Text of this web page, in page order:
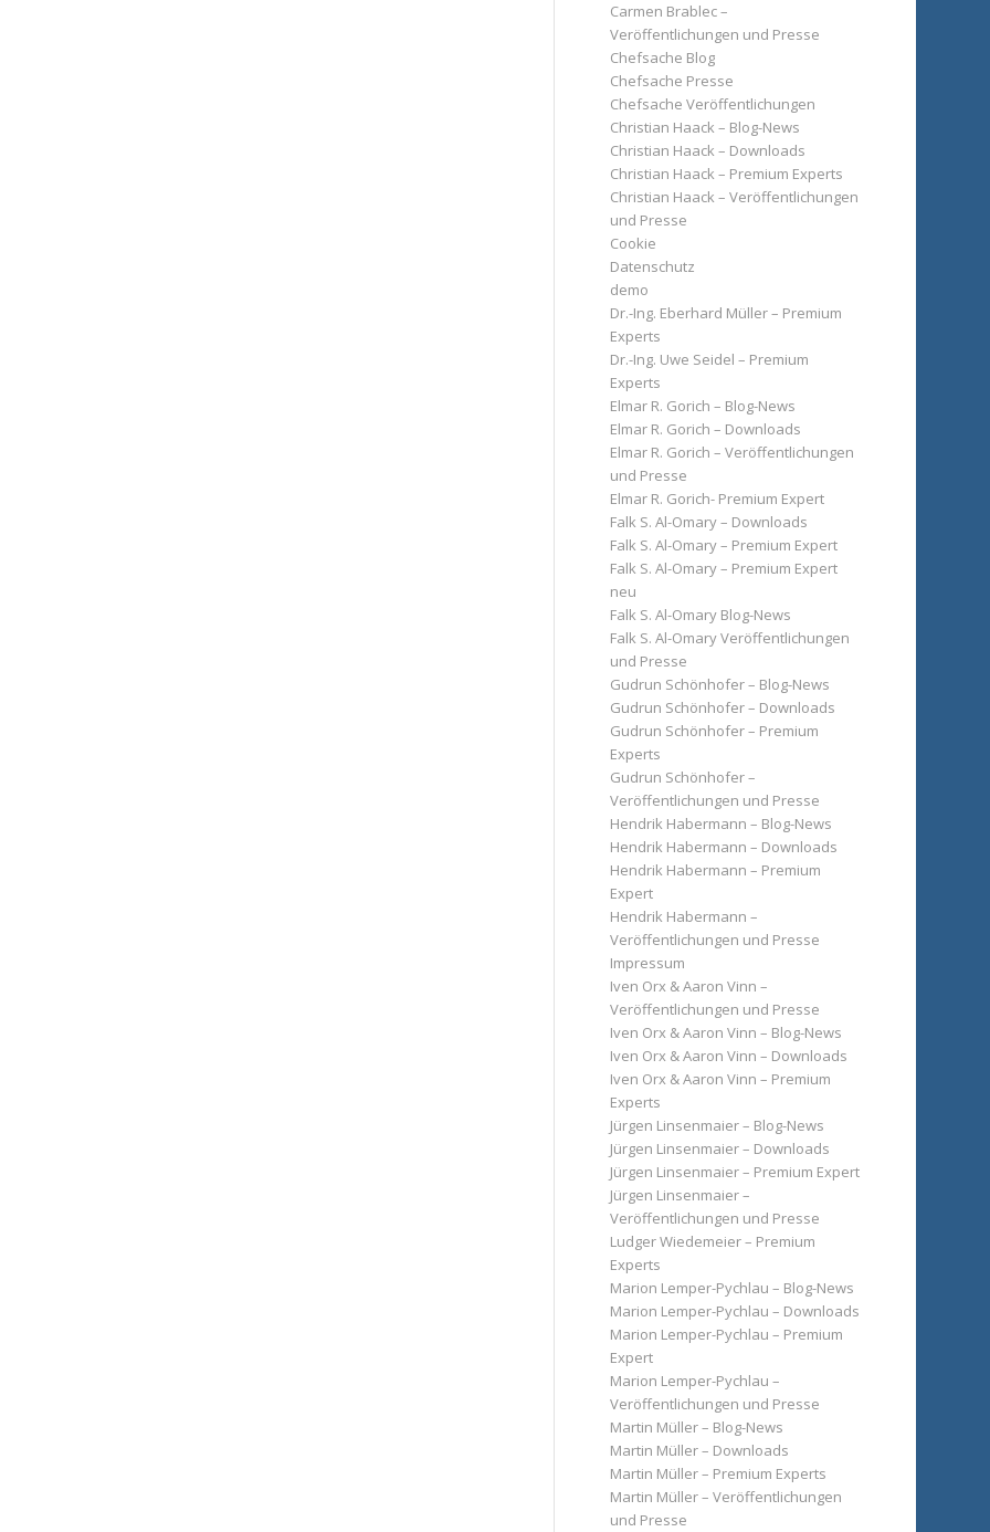
Carmen Brablec –
Veröffentlichungen und Presse
Chefsache Blog
Chefsache Presse
Chefsache Veröffentlichungen
Christian Haack – Blog-News
Christian Haack – Downloads
Christian Haack – Premium Experts
Christian Haack – Veröffentlichungen
und Presse
Cookie
Datenschutz
demo
Dr.-Ing. Eberhard Müller – Premium
Experts
Dr.-Ing. Uwe Seidel – Premium
Experts
Elmar R. Gorich – Blog-News
Elmar R. Gorich – Downloads
Elmar R. Gorich – Veröffentlichungen
und Presse
Elmar R. Gorich- Premium Expert
Falk S. Al-Omary – Downloads
Falk S. Al-Omary – Premium Expert
Falk S. Al-Omary – Premium Expert
neu
Falk S. Al-Omary Blog-News
Falk S. Al-Omary Veröffentlichungen
und Presse
Gudrun Schönhofer – Blog-News
Gudrun Schönhofer – Downloads
Gudrun Schönhofer – Premium
Experts
Gudrun Schönhofer –
Veröffentlichungen und Presse
Hendrik Habermann – Blog-News
Hendrik Habermann – Downloads
Hendrik Habermann – Premium
Expert
Hendrik Habermann –
Veröffentlichungen und Presse
Impressum
Iven Orx & Aaron Vinn –
Veröffentlichungen und Presse
Iven Orx & Aaron Vinn – Blog-News
Iven Orx & Aaron Vinn – Downloads
Iven Orx & Aaron Vinn – Premium
Experts
Jürgen Linsenmaier – Blog-News
Jürgen Linsenmaier – Downloads
Jürgen Linsenmaier – Premium Expert
Jürgen Linsenmaier –
Veröffentlichungen und Presse
Ludger Wiedemeier – Premium
Experts
Marion Lemper-Pychlau – Blog-News
Marion Lemper-Pychlau – Downloads
Marion Lemper-Pychlau – Premium
Expert
Marion Lemper-Pychlau –
Veröffentlichungen und Presse
Martin Müller – Blog-News
Martin Müller – Downloads
Martin Müller – Premium Experts
Martin Müller – Veröffentlichungen
und Presse